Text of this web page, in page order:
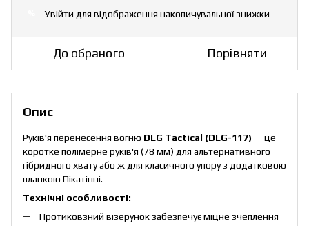
Увійти для відображення накопичувальної знижки
До обраного Порівняти
Опис
Руків'я перенесення вогню DLG Tactical (DLG-117) — це
коротке полімерне руків'я (78 мм) для альтернативного
гібридного хвату або ж для класичного упору з додатковою
планкою Пікатінні.
Технічні особливості:
Протиковзний візерунок забезпечує міцне зчеплення